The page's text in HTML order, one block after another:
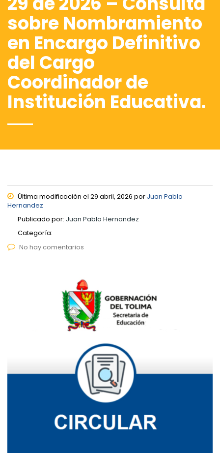
sobre Nombramiento
en Encargo Definitivo
del Cargo
Coordinador de
Institución Educativa.
Última modificación el 29 abril, 2026 por Juan Pablo
Hernandez
Publicado por: Juan Pablo Hernandez
Categoría:
No hay comentarios